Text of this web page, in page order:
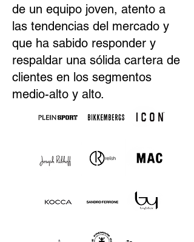
de un equipo joven, atento a
las tendencias del mercado y
que ha sabido responder y
respaldar una sólida cartera de
clientes en los segmentos
medio-alto y alto.